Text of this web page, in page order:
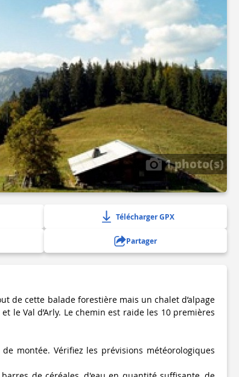
1 photo(s)
Télécharger GPX
Partager
de cette balade forestière mais un chalet d’alpage
le Val d’Arly. Le chemin est raide les 10 premières
montée. Vérifiez les prévisions météorologiques